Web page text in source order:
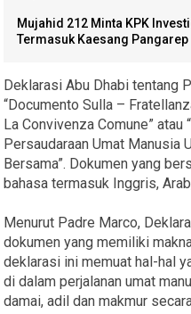
Mujahid 212 Minta KPK
Termasuk Kaesang Pangarep
Deklarasi Abu Dhabi tentang
“Documento Sulla –
La Convivenza Comune” atau
Persaudaraan Umat Manusia
Bersama”. Dokumen yang
bahasa termasuk Inggris,
Menurut Padre Marco,
dokumen yang memiliki
deklarasi ini memuat hal-hal
di dalam perjalanan umat
damai, adil dan makmur